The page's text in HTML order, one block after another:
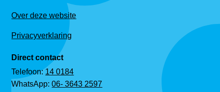
Over deze website
Privacyverklaring
Direct contact
Telefoon:14 0184
WhatsApp:06- 3643 2597